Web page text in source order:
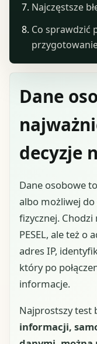
Dane
decyzje
Dane osobowe
albo możliwej
fizycznej.
PESEL, ale też o
adres IP,
który po
informacje.
Najprostszy test
informacji,
Najczęstsze
Co sprawdzić